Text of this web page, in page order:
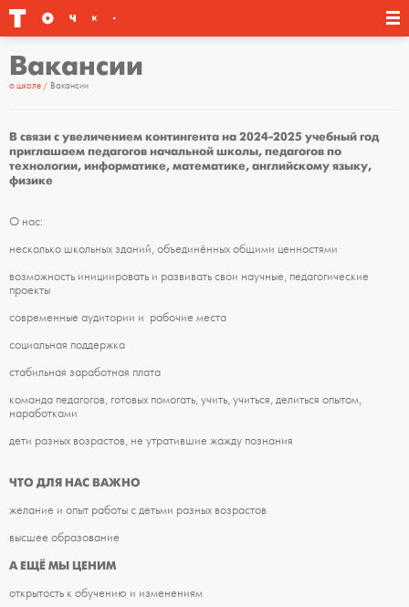
Вакансии
о школе Вакансии
В связи с увеличением контингента на 2024-2025 учебный год
приглашаем педагогов начальной школы, педагогов по
технологии, информатике, математике, английскому языку,
физике
О нас:
несколько школьных зданий, объединённых общими ценностями
возможность инициировать и развивать свои научные, педагогические
проекты
современные аудитории и рабочие места
социальная поддержка
стабильная заработная плата
команда педагогов, готовых помогать, учить, учиться, делиться опытом,
наработками
дети разных возрастов, не утратившие жажду познания
ЧТО ДЛЯ НАС ВАЖНО
желание и опыт работы с детьми разных возрастов
высшее образование
А ЕЩЁ МЫ ЦЕНИМ
открытость к обучению и изменениям